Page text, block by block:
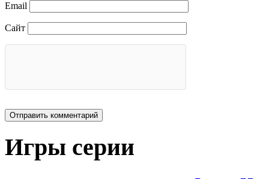
Email
Сайт
Игры серии